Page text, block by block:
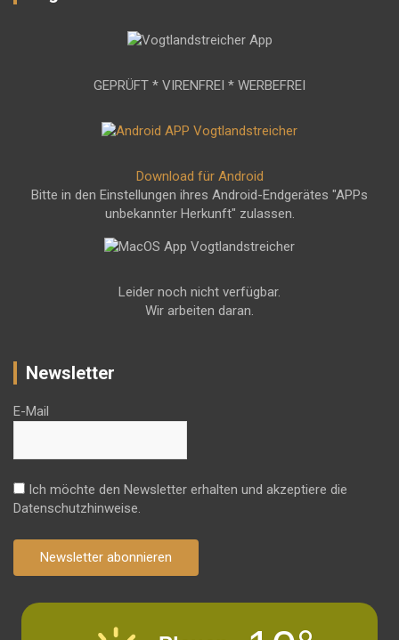
GEPRÜFT * VIRENFREI * WERBEFREI
Download für Android
Bitte in den Einstellungen ihres Android-Endgerätes "APPs
unbekannter Herkunft" zulassen.
Leider noch nicht verfügbar.
Wir arbeiten daran.
Newsletter
E-Mail
Ich möchte den Newsletter erhalten und akzeptiere die
Datenschutzhinweise.
Newsletter abonnieren